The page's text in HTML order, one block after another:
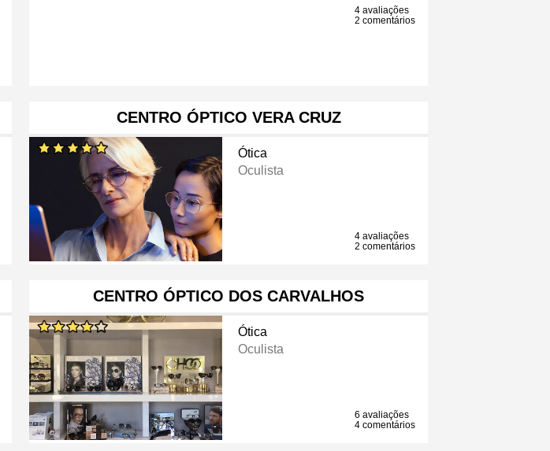
4 avaliações
2 comentários
CENTRO ÓPTICO VERA CRUZ
Ótica
Oculista
4 avaliações
2 comentários
CENTRO ÓPTICO DOS CARVALHOS
Ótica
Oculista
6 avaliações
4 comentários